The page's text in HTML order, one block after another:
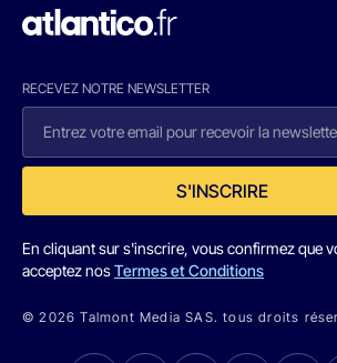
RECEVEZ NOTRE NEWSLETTER
S'INSCRIRE
En cliquant sur s'inscrire, vous confirmez que
acceptez nosTermes et Conditions
© 2026 Talmont Media SAS. tous droits